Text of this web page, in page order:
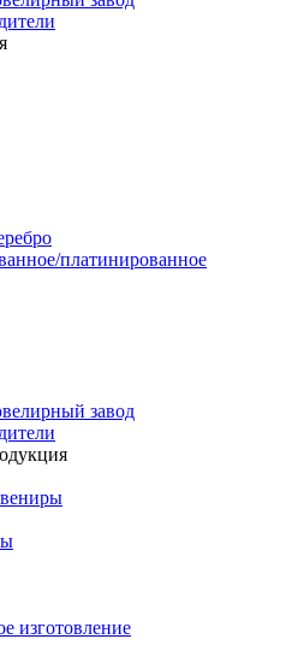
платинированное
завод
изготовление